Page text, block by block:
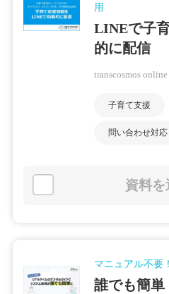
用
LINEで子
的に配信
transcosmos
子育て支援
問い合わせ対応
資料を
マニュアル不要
誰でも簡単